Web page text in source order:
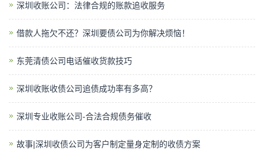
深圳收账公司：法律合规的账款追收服务
借款人拖欠不还？深圳要债公司为你解决烦恼！
东莞清债公司电话催收货款技巧
深圳收账收债公司追债成功率有多高？
深圳专业收账公司-合法合规债务催收
故事|深圳收债公司为客户制定量身定制的收债方案